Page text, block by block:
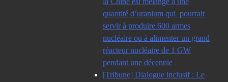
quantité d’uranium qui pourrait
servir à produire 600 armes
nucléaire ou à alimenter un grand
réacteur nucléaire de 1 GW
pendant une décennie
[Tribune] Dialogue inclusif : Le